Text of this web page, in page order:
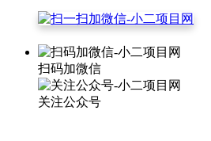
扫码加微信
关注公众号